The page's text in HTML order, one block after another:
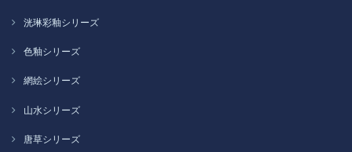
洸琳彩釉シリーズ
色釉シリーズ
網絵シリーズ
山水シリーズ
唐草シリーズ